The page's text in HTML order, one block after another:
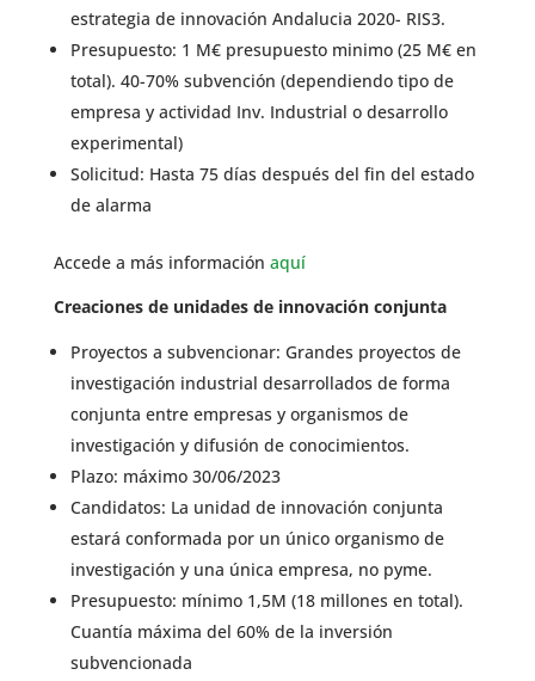
estrategia de innovación Andalucia 2020- RIS3.
Presupuesto: 1 M€ presupuesto minimo (25 M€ en
total). 40-70% subvención (dependiendo tipo de
empresa y actividad Inv. Industrial o desarrollo
experimental)
Solicitud: Hasta 75 días después del fin del estado
de alarma
Accede a más información aquí
Creaciones de unidades de innovación conjunta
Proyectos a subvencionar: Grandes proyectos de
investigación industrial desarrollados de forma
conjunta entre empresas y organismos de
investigación y difusión de conocimientos.
Plazo: máximo 30/06/2023
Candidatos: La unidad de innovación conjunta
estará conformada por un único organismo de
investigación y una única empresa, no pyme.
Presupuesto: mínimo 1,5M (18 millones en total).
Cuantía máxima del 60% de la inversión
subvencionada